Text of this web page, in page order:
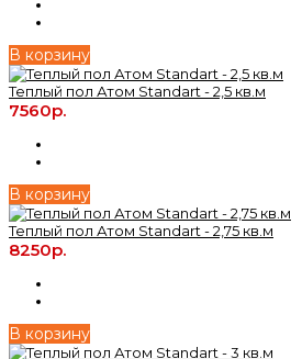
В корзину
Теплый пол Атом Standart - 2,5 кв.м
7560р.
В корзину
Теплый пол Атом Standart - 2,75 кв.м
8250р.
В корзину